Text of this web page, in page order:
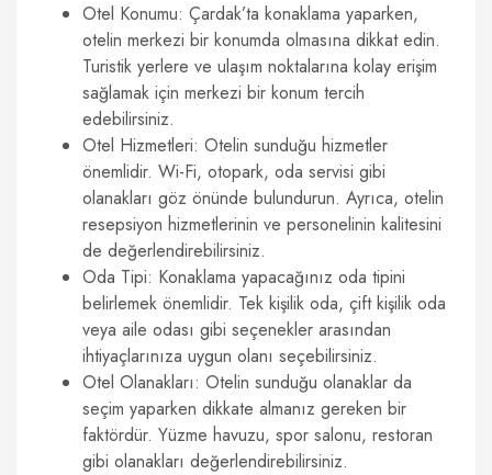
Otel Konumu: Çardak’ta konaklama yaparken,
otelin merkezi bir konumda olmasına dikkat edin.
Turistik yerlere ve ulaşım noktalarına kolay erişim
sağlamak için merkezi bir konum tercih
edebilirsiniz.
Otel Hizmetleri: Otelin sunduğu hizmetler
önemlidir. Wi-Fi, otopark, oda servisi gibi
olanakları göz önünde bulundurun. Ayrıca, otelin
resepsiyon hizmetlerinin ve personelinin kalitesini
de değerlendirebilirsiniz.
Oda Tipi: Konaklama yapacağınız oda tipini
belirlemek önemlidir. Tek kişilik oda, çift kişilik oda
veya aile odası gibi seçenekler arasından
ihtiyaçlarınıza uygun olanı seçebilirsiniz.
Otel Olanakları: Otelin sunduğu olanaklar da
seçim yaparken dikkate almanız gereken bir
faktördür. Yüzme havuzu, spor salonu, restoran
gibi olanakları değerlendirebilirsiniz.